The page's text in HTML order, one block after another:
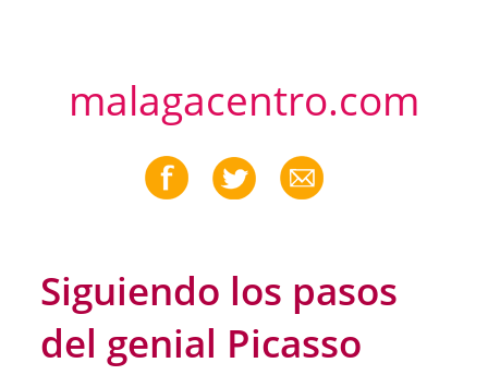
malagacentro.com
Siguiendo los pasos
del genial Picasso